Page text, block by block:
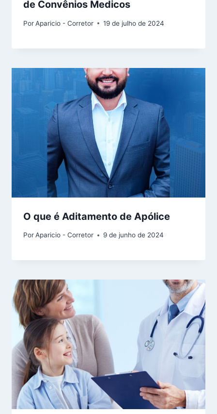
de Convênios Medicos
PorAparicio - Corretor 19 de julho de 2024
O que é Aditamento de Apólice
PorAparicio - Corretor 9 de junho de 2024